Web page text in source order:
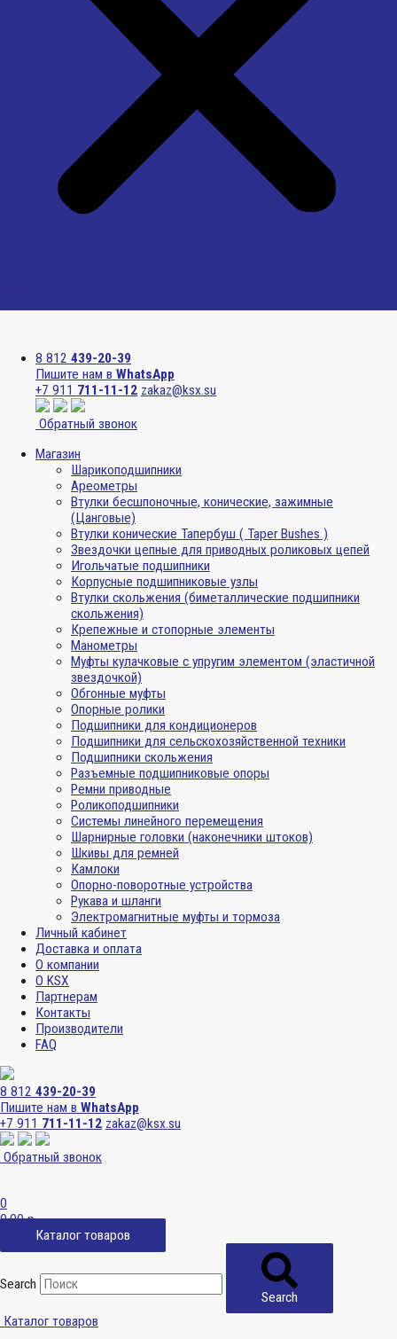
8 812 439-20-39
Пишите нам в WhatsApp
+7 911 711-11-12 zakaz@ksx.su
Обратный звонок
Магазин
Шарикоподшипники
Ареометры
Втулки бесшпоночные, конические, зажимные
(Цанговые)
Втулки конические Тапербуш ( Taper Bushes )
Звездочки цепные для приводных роликовых цепей
Игольчатые подшипники
Корпусные подшипниковые узлы
Втулки скольжения (биметаллические подшипники
скольжения)
Крепежные и стопорные элементы
Манометры
Муфты кулачковые с упругим элементом (эластичной
звездочкой)
Обгонные муфты
Опорные ролики
Подшипники для кондиционеров
Подшипники для сельскохозяйственной техники
Подшипники скольжения
Разъемные подшипниковые опоры
Ремни приводные
Роликоподшипники
Системы линейного перемещения
Шарнирные головки (наконечники штоков)
Шкивы для ремней
Камлоки
Опорно-поворотные устройства
Рукава и шланги
Электромагнитные муфты и тормоза
Личный кабинет
Доставка и оплата
О компании
О KSX
Партнерам
Контакты
Производители
FAQ
8 812 439-20-39
Пишите нам в WhatsApp
+7 911 711-11-12 zakaz@ksx.su
Обратный звонок
0
0,00р.
Каталог товаров
Search
Search
Каталог товаров